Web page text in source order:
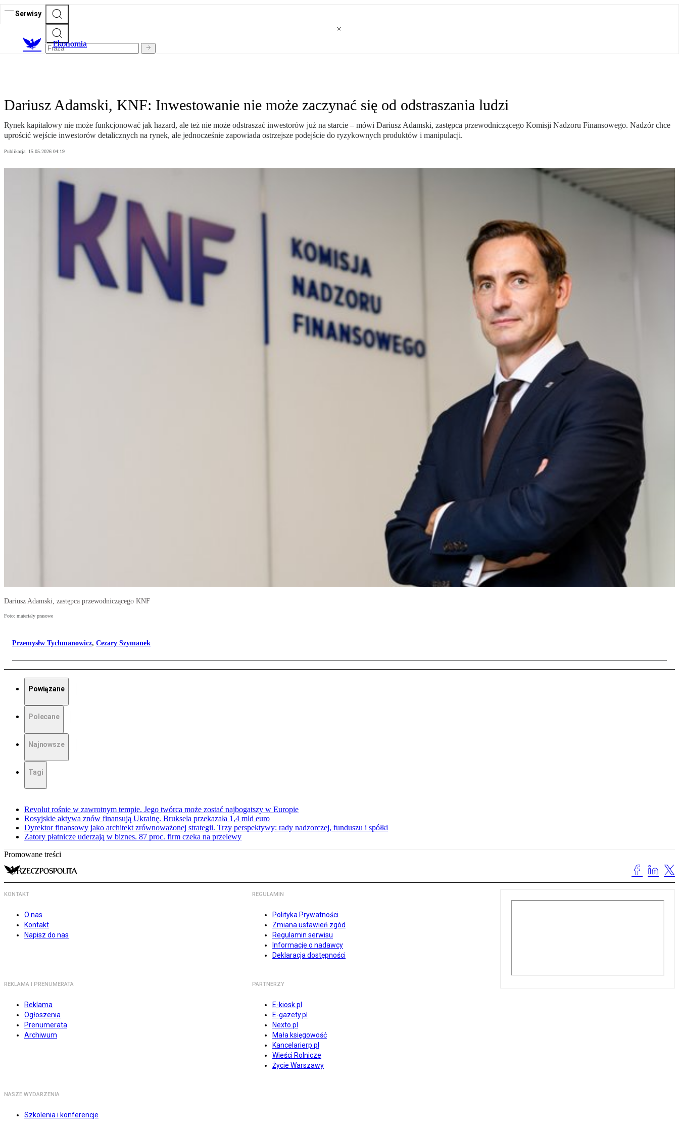
Serwisy
Ekonomia
Dariusz Adamski, KNF: Inwestowanie nie może zaczynać się od odstraszania ludzi
Rynek kapitałowy nie może funkcjonować jak hazard, ale też nie może odstraszać inwestorów już na starcie – mówi Dariusz Adamski, zastępca przewodniczącego Komisji Nadzoru Finansowego. Nadzór chce
uprościć wejście inwestorów detalicznych na rynek, ale jednocześnie zapowiada ostrzejsze podejście do ryzykownych produktów i manipulacji.
Publikacja: 15.05.2026 04:19
Dariusz Adamski, zastępca przewodniczącego KNF
Foto: materiały prasowe
Przemysłw Tychmanowicz, Cezary Szymanek
Powiązane
Polecane
Najnowsze
Tagi
Revolut rośnie w zawrotnym tempie. Jego twórca może zostać najbogatszy w Europie
Rosyjskie aktywa znów finansują Ukrainę. Bruksela przekazała 1,4 mld euro
Dyrektor finansowy jako architekt zrównoważonej strategii. Trzy perspektywy: rady nadzorczej, funduszu i spółki
Zatory płatnicze uderzają w biznes. 87 proc. firm czeka na przelewy
Promowane treści
KONTAKT
O nas
Kontakt
Napisz do nas
REGULAMIN
Polityka Prywatności
Zmiana ustawień zgód
Regulamin serwisu
Informacje o nadawcy
Deklaracja dostępności
REKLAMA I PRENUMERATA
Reklama
Ogłoszenia
Prenumerata
Archiwum
PARTNERZY
E-kiosk.pl
E-gazety.pl
Nexto.pl
Mała księgowość
Kancelarierp.pl
Wieści Rolnicze
Życie Warszawy
NASZE WYDARZENIA
Szkolenia i konferencje